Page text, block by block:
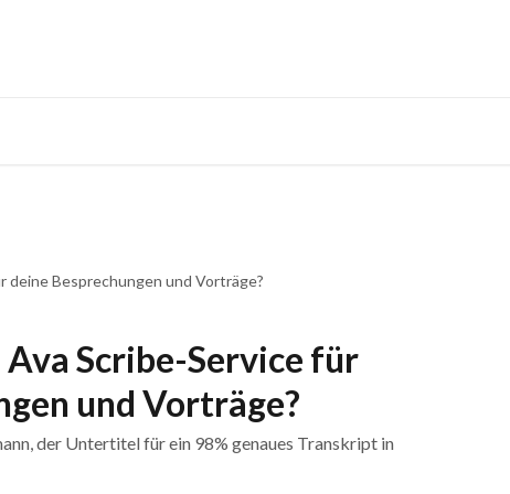
deine Besprechungen und Vorträge?
Scribe-Service für
und Vorträge?
der Untertitel für ein 98% genaues Transkript in